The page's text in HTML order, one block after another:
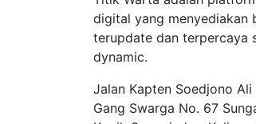
digital yang menyediakan
terupdate dan terpercaya
dynamic.
Jalan Kapten Soedjono Ali
Gang Swarga No. 67